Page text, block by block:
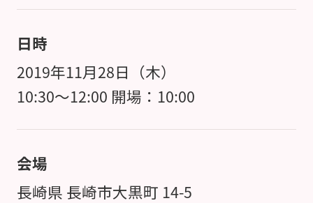
日時
2019年11月28日（木）
10:30～12:00 開場：10:00
会場
長崎県 長崎市大黒町 14-5